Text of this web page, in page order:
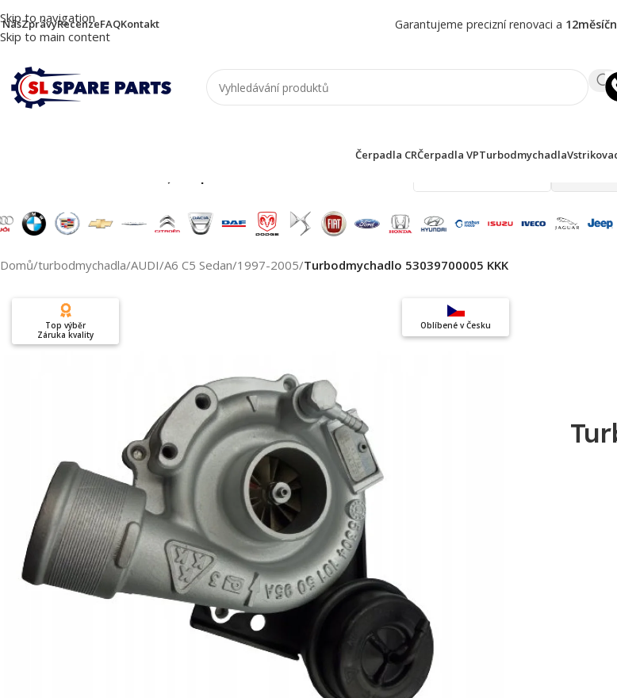
Skip to navigation
Skip to main content
NásZprávyRecenzeFAQKontakt Garantujeme precizní renovaci a
Čerpadla CRČerpadla VPTurbodmychadla
Domů/turbodmychadla/AUDI/A6 C5 Sedan/1997-2005/Turbodmychadlo 53039700005 KKK
Oblíbené v Česku
Top výběr
Záruka kvality